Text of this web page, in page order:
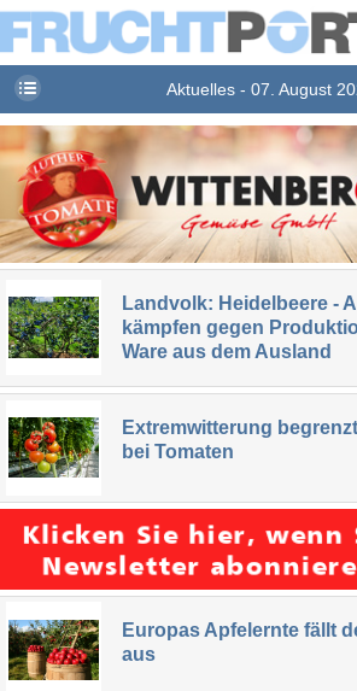
Aktuelles - 07. August
Landvolk: Heidelbeere -
kämpfen gegen
Ware aus dem Ausland
Extremwitterung
bei Tomaten
Europas Apfelernte fällt
aus